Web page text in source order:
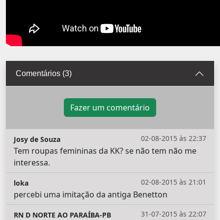
Comentários (3)
Fazer um comentário
02-08-2015 às 22:37
Josy de Souza
Tem roupas femininas da KK? se não tem não me
interessa.
02-08-2015 às 21:01
loka
percebi uma imitação da antiga Benetton
31-07-2015 às 22:07
RN D NORTE AO PARAÍBA-PB